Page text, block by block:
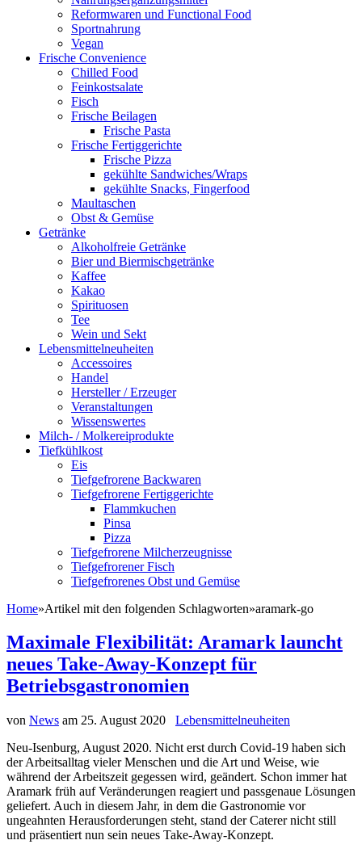
Reformwaren und Functional Food
Sportnahrung
Vegan
Frische Convenience
Chilled Food
Feinkostsalate
Fisch
Frische Beilagen
Frische Pasta
Frische Fertiggerichte
Frische Pizza
gekühlte Sandwiches/Wraps
gekühlte Snacks, Fingerfood
Maultaschen
Obst & Gemüse
Getränke
Alkoholfreie Getränke
Bier und Biermischgetränke
Kaffee
Kakao
Spirituosen
Tee
Wein und Sekt
Lebensmittelneuheiten
Accessoires
Handel
Hersteller / Erzeuger
Veranstaltungen
Wissenswertes
Milch- / Molkereiprodukte
Tiefkühlkost
Eis
Tiefgefrorene Backwaren
Tiefgefrorene Fertiggerichte
Flammkuchen
Pinsa
Pizza
Tiefgefrorene Milcherzeugnisse
Tiefgefrorener Fisch
Tiefgefrorenes Obst und Gemüse
Home»Artikel mit den folgenden Schlagworten»aramark-go
Maximale Flexibilität: Aramark launcht
neues Take-Away-Konzept für
Betriebsgastronomien
von News am 25. August 2020
Lebensmittelneuheiten
Neu-Isenburg, August 2020. Nicht erst durch Covid-19 haben sich
der Arbeitsalltag vieler Menschen und die Art und Weise, wie
während der Arbeitszeit gegessen wird, geändert. Schon immer hat
Aramark früh auf Veränderungen reagiert und passgenaue Lösungen
geliefert. Auch in diesem Jahr, in dem die Gastronomie vor
ungeahnten Herausforderungen steht, stand der Caterer nicht still
und präsentiert nun sein neues Take-Away-Konzept.